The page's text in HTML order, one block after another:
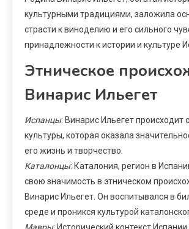
культурными традициями, заложила
страсти к виноделию и его сильного
принадлежности к истории и культуре
Этническое
Винарис Ильегет
Испанцы: Винарис Ильегет происходит
культуры, которая оказала
его жизнь и творчество.
Каталонцы: Каталония, регион в
свою значимость в этническом
Винарис Ильегет. Он воспитывался в
среде и проникся культурой
Мавры: Исторический контекст